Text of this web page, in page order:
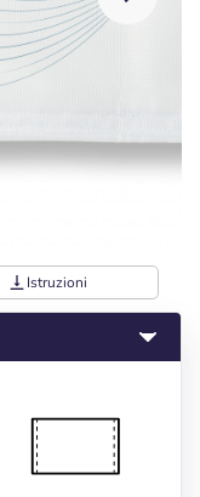
vertical_align_bottom Istruzioni